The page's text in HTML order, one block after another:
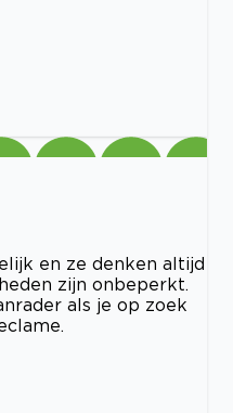
en ze denken altijd
zijn onbeperkt.
als je op zoek